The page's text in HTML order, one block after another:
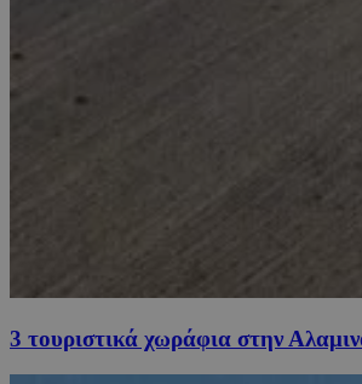
3 τουριστικά χωράφια στην